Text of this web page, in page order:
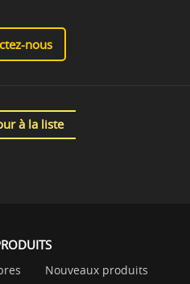
nous
à la liste
Nouveaux produits